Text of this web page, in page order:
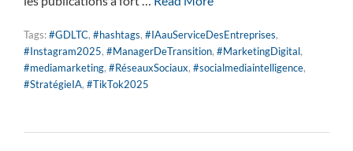
Tags:#GDLTC, #hashtags, #IAauServiceDesEntreprises,
#Instagram2025, #ManagerDeTransition, #MarketingDigital,
#mediamarketing, #RéseauxSociaux, #socialmediaintelligence,
#StratégieIA, #TikTok2025